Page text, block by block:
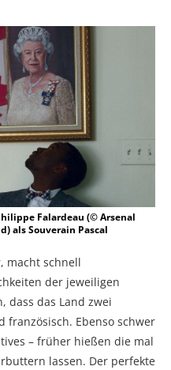
Falardeau (© Arsenal
als Souverain Pascal
macht schnell
der jeweiligen
dass das Land zwei
französisch. Ebenso schwer
– früher hießen die mal
lassen. Der perfekte